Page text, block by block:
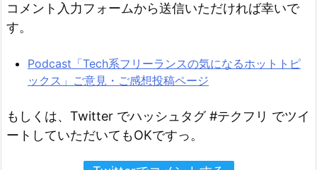
コメント入力フォームから送信いただければ幸いで
す。
Podcast「Tech系フリーランスの気になるホットトピ
ックス」ご意見・ご感想投稿ページ
もしくは、Twitter でハッシュタグ #テクフリ でツイ
ートしていただいてもOKですっ。